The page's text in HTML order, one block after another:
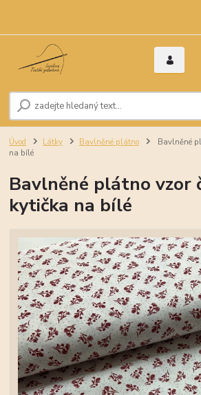
Úvod Látky Bavlněné plátno
Bavlněné
na bílé
Bavlněné plátno vzor
kytička na bílé